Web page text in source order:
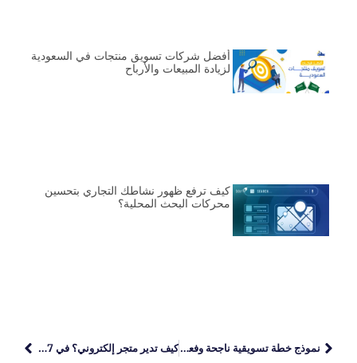
أفضل شركات تسويق منتجات في السعودية
لزيادة المبيعات والأرباح
كيف ترفع ظهور نشاطك التجاري بتحسين
محركات البحث المحلية؟
نموذج خطة تسويقية ناجحة وفعالة كيف تدير متجر إلكتروني؟ في 7 خطوات فقط